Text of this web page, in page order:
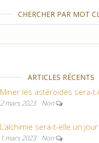
CHERCHER PAR MOT
ARTICLES RÉCENTS
Miner les astéroïdes sera-
2 mars 2023 Non
L’alchimie sera-t-elle un
1 mars 2023 Non